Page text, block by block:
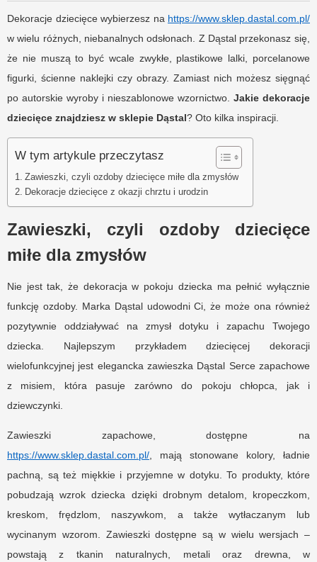
Dekoracje dziecięce wybierzesz na https://www.sklep.dastal.com.pl/
w wielu różnych, niebanalnych odsłonach. Z Dąstal przekonasz się,
że nie muszą to być wcale zwykłe, plastikowe lalki, porcelanowe
figurki, ścienne naklejki czy obrazy. Zamiast nich możesz sięgnąć
po autorskie wyroby i nieszablonowe wzornictwo. Jakie dekoracje
dziecięce znajdziesz w sklepie Dąstal? Oto kilka inspiracji.
W tym artykule przeczytasz
Zawieszki, czyli ozdoby dziecięce miłe dla zmysłów
Dekoracje dziecięce z okazji chrztu i urodzin
Zawieszki, czyli ozdoby dziecięce
miłe dla zmysłów
Nie jest tak, że dekoracja w pokoju dziecka ma pełnić wyłącznie
funkcję ozdoby. Marka Dąstal udowodni Ci, że może ona również
pozytywnie oddziaływać na zmysł dotyku i zapachu Twojego
dziecka. Najlepszym przykładem dziecięcej dekoracji
wielofunkcyjnej jest elegancka zawieszka Dąstal Serce zapachowe
z misiem, która pasuje zarówno do pokoju chłopca, jak i
dziewczynki.
Zawieszki zapachowe, dostępne na
https://www.sklep.dastal.com.pl/ , mają stonowane kolory, ładnie
pachną, są też miękkie i przyjemne w dotyku. To produkty, które
pobudzają wzrok dziecka dzięki drobnym detalom, kropeczkom,
kreskom, frędzlom, naszywkom, a także wytłaczanym lub
wycinanym wzorom. Zawieszki dostępne są w wielu wersjach –
powstają z tkanin naturalnych, metali oraz drewna, w